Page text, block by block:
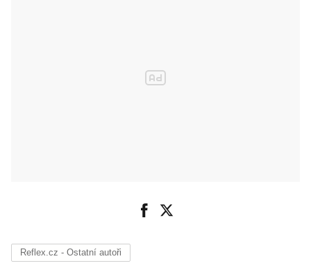
Reflex.cz - Ostatní autoři